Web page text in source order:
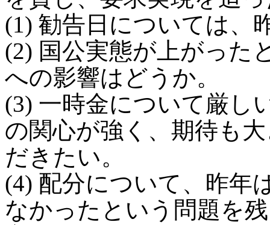
(1) 勧告日については、
(2) 国公実態が上がった
への影響はどうか。
(3) 一時金について厳し
の関心が強く、期待も
だきたい。
(4) 配分について、昨年
なかったという問題を